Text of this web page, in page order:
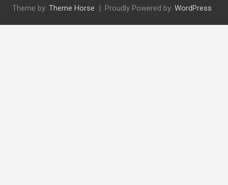
Theme by: Theme Horse Proudly Powered by: WordPress